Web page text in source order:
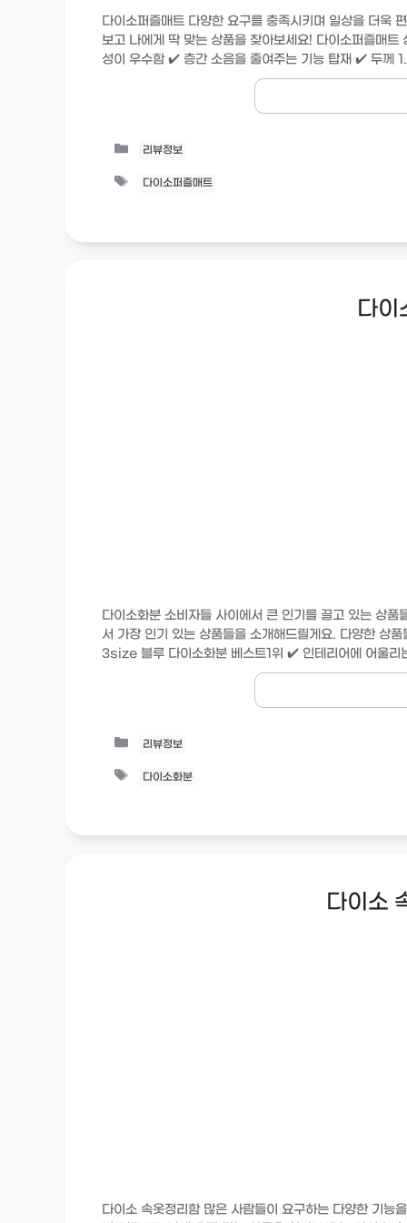
다이소퍼즐매트 다양한 요구를 충족시키며 일상을 더욱
보고 나에게 딱 맞는 상품을 찾아보세요! 다이소퍼즐매
성이 우수함 ✔️ 층간 소음을 줄여주는 기능 탑재 ✔️ 두께
Categories
리뷰정보
Tags
다이소퍼즐매트
다
다이소화분 소비자들 사이에서 큰 인기를 끌고 있는 상
서 가장 인기 있는 상품들을 소개해드릴게요. 다양한 상
3size 블루 다이소화분 베스트1위 ✔️ 인테리어에 어울리
Categories
리뷰정보
Tags
다이소화분
다이소
다이소 속옷정리함 많은 사람들이 요구하는 다양한 기능